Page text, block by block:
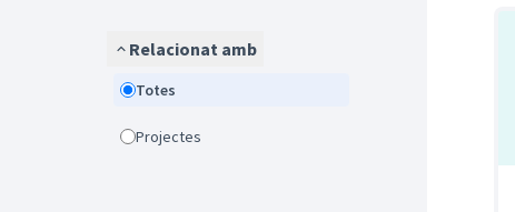
Relacionat amb
Totes
Projectes